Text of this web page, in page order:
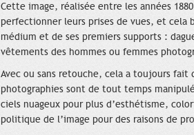
Cette image, réalisée entre les années
perfectionner leurs prises de vues, et cela
médium et de ses premiers supports :
vêtements des hommes ou femmes
Avec ou sans retouche, cela a toujours fait
photographies sont de tout temps
ciels nuageux pour plus d’esthétisme,
politique de l’image pour des raisons de